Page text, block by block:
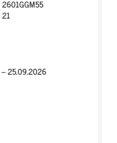
2601GGM55
21
25.09.2026